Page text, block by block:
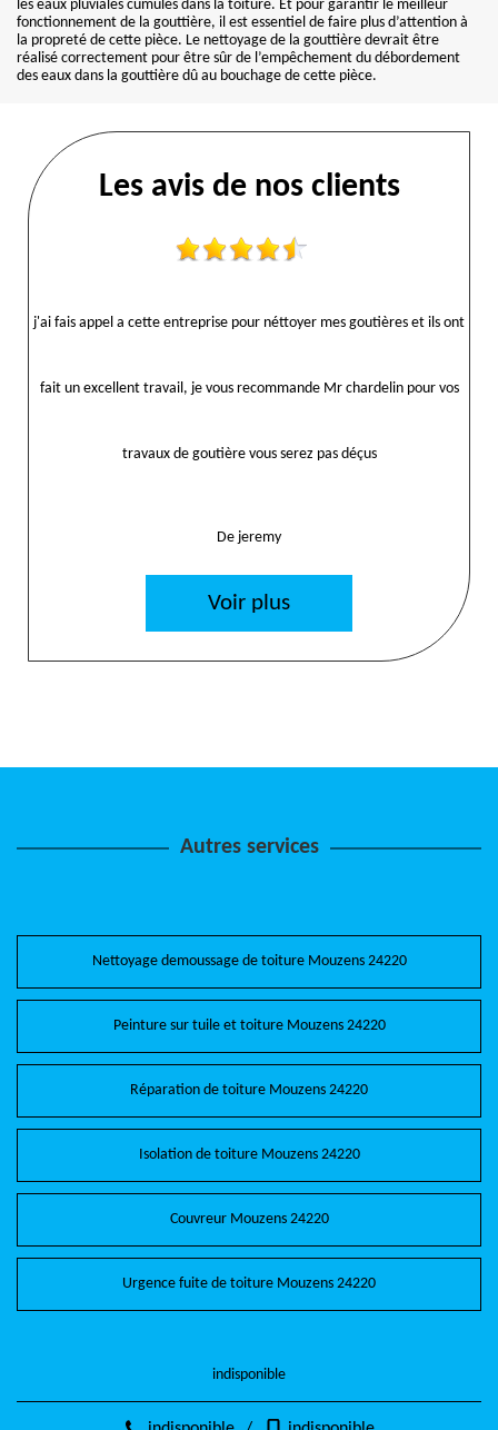
les eaux pluviales cumulés dans la toiture. Et pour garantir le meilleur
fonctionnement de la gouttière, il est essentiel de faire plus d’attention à
la propreté de cette pièce. Le nettoyage de la gouttière devrait être
réalisé correctement pour être sûr de l’empêchement du débordement
des eaux dans la gouttière dû au bouchage de cette pièce.
Les avis de nos clients
j'ai fais appel a cette entreprise pour néttoyer mes goutières et ils ont
fait un excellent travail, je vous recommande Mr chardelin pour vos
travaux de goutière vous serez pas déçus
De jeremy
Voir plus
Autres services
Nettoyage demoussage de toiture Mouzens 24220
Peinture sur tuile et toiture Mouzens 24220
Réparation de toiture Mouzens 24220
Isolation de toiture Mouzens 24220
Couvreur Mouzens 24220
Urgence fuite de toiture Mouzens 24220
indisponible